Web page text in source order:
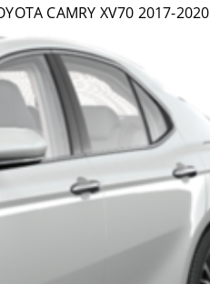
CAMRY XV70 2017-2020